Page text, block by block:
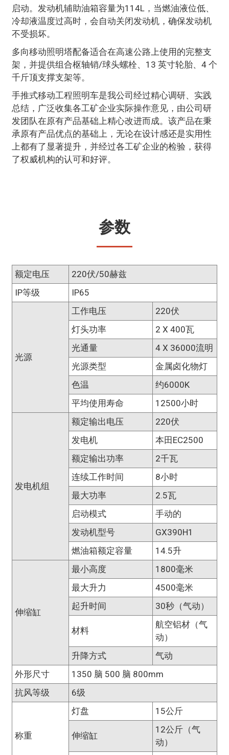
启动。发动机辅助油箱容量为114L，当燃油液位低、
冷却液温度过高时，会自动关闭发动机，确保发动机
不受损坏。
多向移动照明塔配备适合在高速公路上使用的完整支
架，并提供组合枢轴销/球头螺栓、13 英寸轮胎、4 个
千斤顶支撑支架等。
手推式移动工程照明车是我公司经过精心调研、实践
总结，广泛收集各工矿企业实际操作意见，由公司研
发团队在原有产品基础上精心改进而成。该产品在秉
承原有产品优点的基础上，无论在设计感还是实用性
上都有了显著提升，并经过各工矿企业的检验，获得
了权威机构的认可和好评。
参数
额定电压
220伏/50赫兹
IP等级
IP65
光源
工作电压
220伏
灯头功率
2 X 400瓦
光通量
4 X 36000流明
光源类型
金属卤化物灯
色温
约6000K
平均使用寿命
12500小时
发电机组
额定输出电压
220伏
发电机
本田EC2500
额定输出功率
2千瓦
连续工作时间
8小时
最大功率
2.5瓦
启动模式
手动的
发动机型号
GX390H1
燃油箱额定容量
14.5升
伸缩缸
最小高度
1800毫米
最大升力
4500毫米
起升时间
30秒（气动）
材料
航空铝材（气
动）
升降方式
气动
外形尺寸
1350 脑 500 脑 800mm
抗风等级
6级
称重
灯盘 15公斤
伸缩缸
12公斤（气
动）